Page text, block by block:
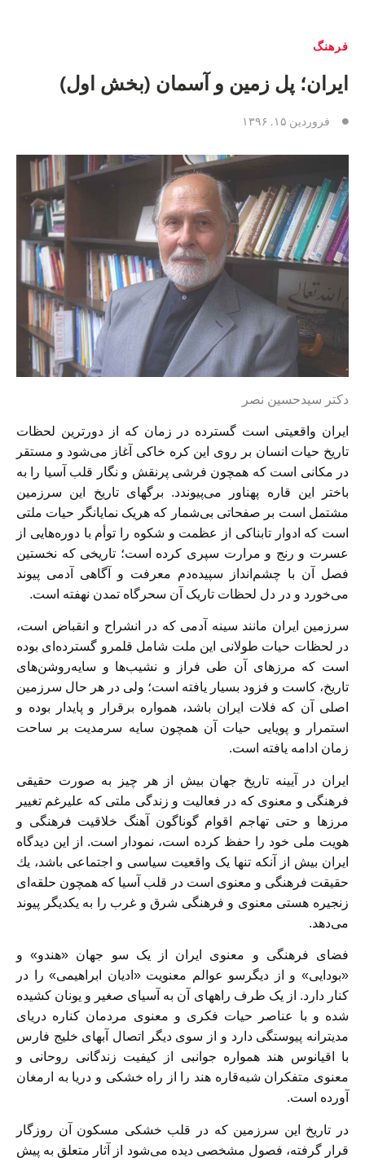
فرهنگ
ايران؛ پل زمين و آسمان (بخش اول)
فروردین ۱۵, ۱۳۹۶
دكتر سيدحسين نصر
ايران واقعيتى است گسترده در زمان كه از دورترين لحظات
تاريخ حيات انسان بر ‏روى اين كره خاكى آغاز می‌‏شود و مستقر
در مكانى است كه همچون فرشى پرنقش و نگار قلب آسيا را به
باختر اين قاره پهناور می‌پيوندد. برگهاى تاريخ اين سرزمين
مشتمل است بر صفحاتى بی‌‏شمار كه هريک نمايانگر حيات ملتى
است كه ادوار تابناكى از عظمت و شكوه را توأم با دوره‌‏هايى از
عسرت و رنج و مرارت سپرى كرده است؛ تاريخى كه نخستين
فصل آن با چشم‌‏انداز سپيده‌‏دم معرفت و آگاهى آدمى پيوند
می‌‏خورد و در دل لحظات تاريک آن سحرگاه تمدن نهفته است.
سرزمين ايران مانند سينه آدمى كه در انشراح و انقباض است،
در لحظات حيات طولانى اين ملت شامل قلمرو گسترده‌‏اى بوده
است كه مرزهاى آن طى فراز و نشيب‌‏ها و سايه‌روشن‌هاى
تاريخ، كاست و فزود بسيار يافته است؛ ولى در هر حال سرزمين
اصلى آن كه فلات ايران باشد، همواره برقرار و پايدار بوده و
استمرار و پويايى حيات آن همچون سايه سرمديت بر ساحت
زمان ادامه يافته است.
ايران در آيينه تاريخ جهان بيش از هر چيز به صورت حقيقى
فرهنگى و معنوى كه در فعاليت و زندگى ملتى كه علی‏رغم تغيير
مرزها و حتى تهاجم اقوام گوناگون آهنگ خلاقيت فرهنگى و
هويت ملى خود را حفظ كرده است، نمودار است. از اين ديدگاه
ايران بيش از آنكه تنها يک واقعيت سياسى و اجتماعى باشد، يك
حقيقت فرهنگى و معنوى است در قلب آسيا كه همچون حلقه‌‏اى
زنجيره هستى معنوى و فرهنگى شرق و غرب را به يكديگر پيوند
می‌‏دهد.
فضاى فرهنگى و معنوى ايران از يک سو جهان «هندو» و
«بودايى» و از ديگرسو عوالم معنويت «اديان ابراهيمى» را در
كنار دارد. از يک طرف راههاى آن به آسياى صغير و يونان كشيده
شده و با عناصر حيات فكرى و معنوى مردمان كناره درياى
مديترانه پيوستگى دارد و از سوى ديگر اتصال آبهاى خليج فارس
با اقيانوس هند همواره جوانبى از كيفيت زندگانى روحانى و
معنوى متفكران شبه‌قاره هند را از راه خشكى و دريا به ارمغان
آورده است.
در تاريخ اين سرزمين كه در قلب خشكى مسكون آن روزگار
قرار گرفته، فصول مشخصى ديده می‌‏شود از آثار متعلق به پيش